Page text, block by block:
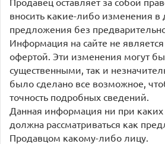
вносить какие-либо изменения в
предложения без
Информация на сайте не
офертой. Эти изменения могут
существенными, так и
было сделано все возможное,
точность подробных сведений.
Данная информация ни при каких
должна рассматриваться как
Продавцом какому-либо лицу.